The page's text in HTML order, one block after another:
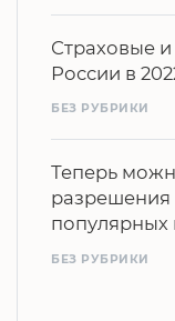
Страховые
России в
БЕЗ РУБРИКИ
Теперь
разрешения
популярных
БЕЗ РУБРИКИ